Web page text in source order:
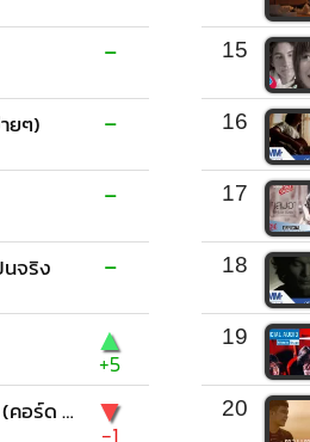
-
ยๆ) -
-
นจริง -
▲
+5
ไหนว่าจะไม่หลอกกัน (คอร์ด ง่ายๆ) ▼
15
16
17
18
19
20